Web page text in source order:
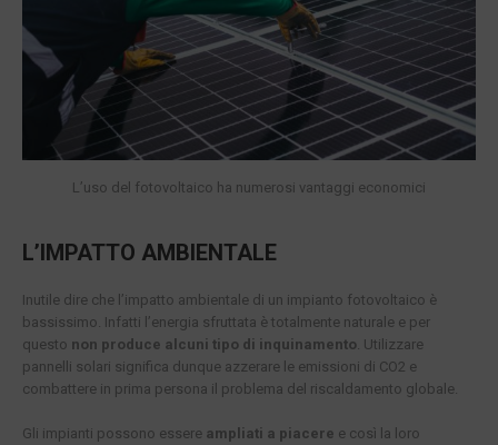
L’uso del fotovoltaico ha numerosi vantaggi economici
L’IMPATTO AMBIENTALE
Inutile dire che l’impatto ambientale di un impianto fotovoltaico è
bassissimo. Infatti l’energia sfruttata è totalmente naturale e per
questo non produce alcuni tipo di inquinamento. Utilizzare
pannelli solari significa dunque azzerare le emissioni di CO2 e
combattere in prima persona il problema del riscaldamento globale.
Gli impianti possono essere ampliati a piacere e così la loro